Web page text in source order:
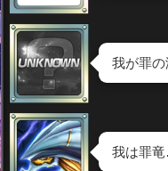
我が罪
我は罪